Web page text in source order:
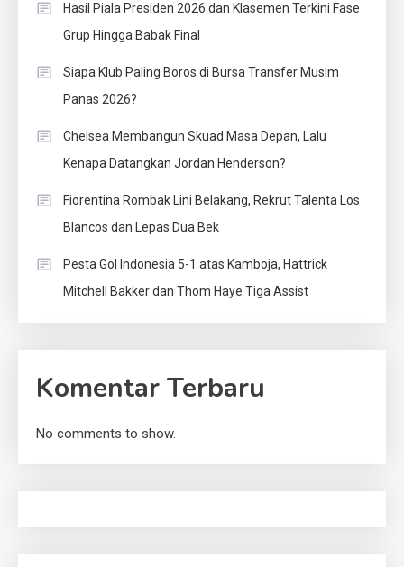
Hasil Piala Presiden 2026 dan Klasemen Terkini Fase
Grup Hingga Babak Final
Siapa Klub Paling Boros di Bursa Transfer Musim
Panas 2026?
Chelsea Membangun Skuad Masa Depan, Lalu
Kenapa Datangkan Jordan Henderson?
Fiorentina Rombak Lini Belakang, Rekrut Talenta Los
Blancos dan Lepas Dua Bek
Pesta Gol Indonesia 5-1 atas Kamboja, Hattrick
Mitchell Bakker dan Thom Haye Tiga Assist
Komentar Terbaru
No comments to show.